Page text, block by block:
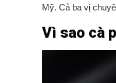
Mỹ. Cả ba vị
Vì sao cà